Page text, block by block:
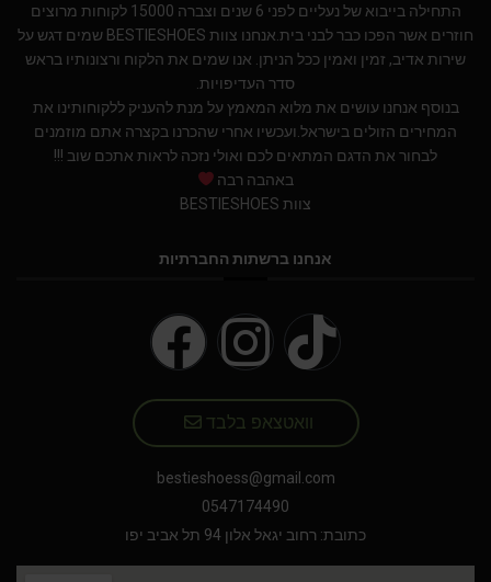
התחילה בייבוא של נעליים לפני 6 שנים וצברה 15000 לקוחות מרוצים
חוזרים אשר הפכו כבר לבני בית.אנחנו צוות BESTIESHOES שמים דגש על
שירות אדיב, זמין ואמין ככל הניתן. אנו שמים את הלקוח ורצונותיו בראש
סדר העדיפויות.
בנוסף אנחנו עושים את מלוא המאמץ על מנת להעניק ללקוחותינו את
המחירים הזולים בישראל.ועכשיו אחרי שהכרנו בקצרה אתם מוזמנים
לבחור את הדגם המתאים לכם ואולי נזכה לראות אתכם שוב !!!
באהבה רבה
צוות BESTIESHOES
אנחנו ברשתות החברתיות
וואטצאפ בלבד
bestieshoess@gmail.com
0547174490
כתובת: רחוב יגאל אלון 94 תל אביב יפו